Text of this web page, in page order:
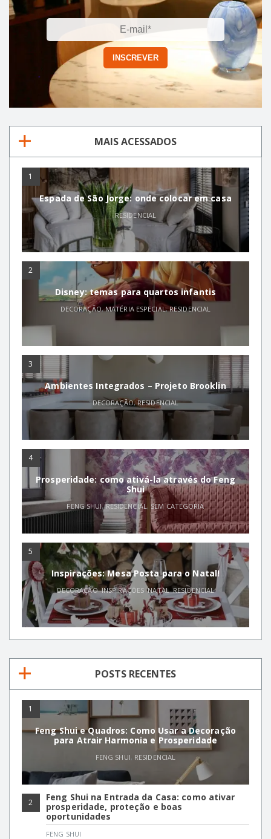
MAIS ACESSADOS
1
Espada de São Jorge: onde colocar em casa
RESIDENCIAL
2
Disney: temas para quartos infantis
DECORAÇÃO,MATÉRIA ESPECIAL,RESIDENCIAL
3
Ambientes Integrados – Projeto Brooklin
DECORAÇÃO,RESIDENCIAL
4
Prosperidade: como ativá-la através do Feng
Shui
FENG SHUI,RESIDENCIAL ,SEM CATEGORIA
5
Inspirações: Mesa Posta para o Natal!
DECORAÇÃO,INSPIRAÇÕES ,NATAL,RESIDENCIAL
POSTS RECENTES
1
Feng Shui e Quadros: Como Usar a Decoração
para Atrair Harmonia e Prosperidade
FENG SHUI, RESIDENCIAL
2
Feng Shui na Entrada da Casa: como ativar
prosperidade, proteção e boas
oportunidades
FENG SHUI